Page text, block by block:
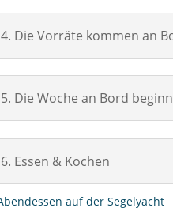
4. Die Vorräte kommen an
5. Die Woche an Bord
6. Essen & Kochen